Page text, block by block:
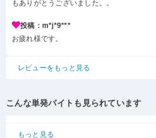
もありがとうございました。。
投稿：m*j*9***
お疲れ様です。
レビューをもっと見る
こんな単発バイトも見られています
もっと見る